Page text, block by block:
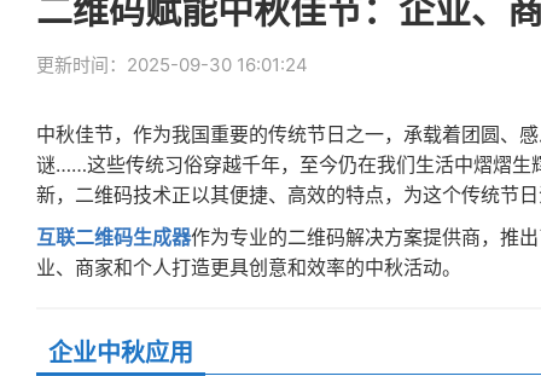
二维码赋能中秋佳节：企业、
更新时间：2025-09-30 16:01:24
中秋佳节，作为我国重要的传统节日之一，承载着团圆、
谜……这些传统习俗穿越千年，至今仍在我们生活中熠熠
新，二维码技术正以其便捷、高效的特点，为这个传统节
互联二维码生成器作为专业的二维码解决方案提供商，推
业、商家和个人打造更具创意和效率的中秋活动。
企业中秋应用